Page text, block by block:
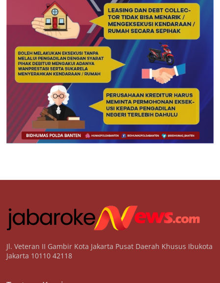
Jl. Veteran II Gambir Kota Jakarta Pusat Daerah Khusus Ibukota
Jakarta 10110 42118